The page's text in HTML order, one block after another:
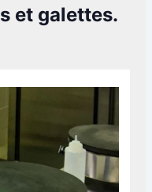
et galettes.